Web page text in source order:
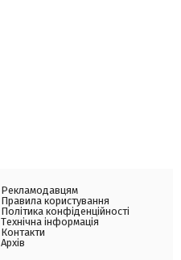
Рекламодавцям
Правила користування
Політика конфіденційності
Технічна інформація
Контакти
Архів